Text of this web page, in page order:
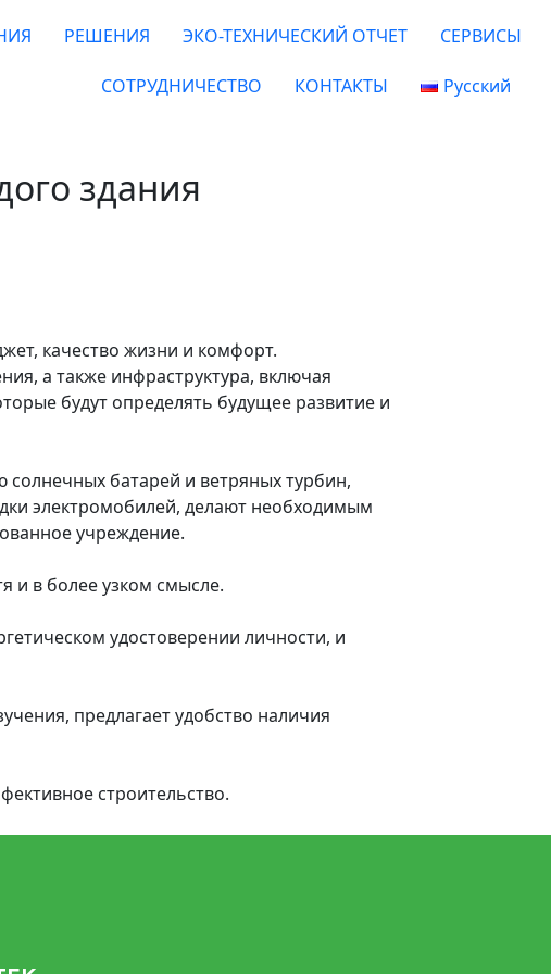
РЕШЕНИЯ ЭКО-ТЕХНИЧЕСКИЙ ОТЧЕТ СЕРВИСЫ
СОТРУДНИЧЕСТВО КОНТАКТЫ Русский
здания
качество жизни и комфорт.
а также инфраструктура, включая
будут определять будущее развитие и
батарей и ветряных турбин,
электромобилей, делают необходимым
учреждение.
и в более узком смысле.
удостоверении личности, и
предлагает удобство наличия
строительство.